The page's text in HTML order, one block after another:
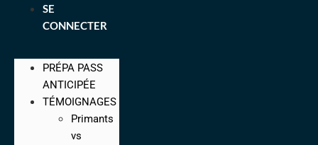
SE
CONNECTER
PRÉPA PASS
ANTICIPÉE
TÉMOIGNAGES
Primants
vs